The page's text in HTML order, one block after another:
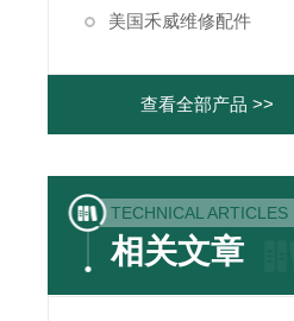
美国禾威维修配件
查看全部产品 >>
TECHNICAL ARTICLES
相关文章